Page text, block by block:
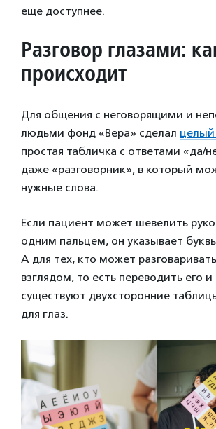
еще доступнее.
Разговор глазами:
происходит
Для общения с неговорящими и
людьми фонд «Вера» сделал
простая табличка с ответами «да/
даже «разговорник», в который
нужные слова.
Если пациент может шевелить
одним пальцем, он указывает
А для тех, кто может
взглядом, то есть переводить его и
существуют двухсторонние
для глаз.